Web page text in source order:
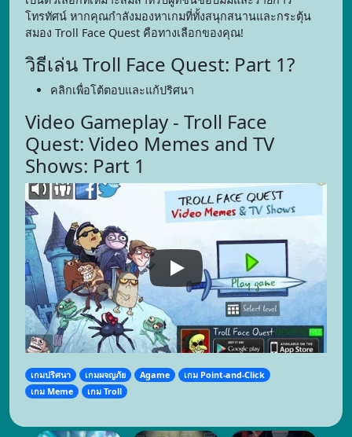
โทรทัศน์ หากคุณกำลังมองหาเกมที่ทั้งสนุกสนานและกระตุ้น
สมอง Troll Face Quest คือทางเลือกของคุณ!
วิธีเล่น Troll Face Quest: Part 1?
คลิกเพื่อโต้ตอบและแก้ปริศนา
Video Gameplay - Troll Face
Quest: Video Memes and TV
Shows: Part 1
เกมปริศนา เกมผจญภัย Agame
เกม Point-and-Click
เกม Meme
เกม Troll